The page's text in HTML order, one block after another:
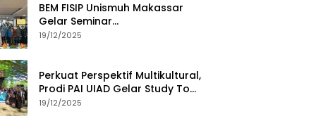
BEM FISIP Unismuh Makassar
Gelar Seminar
Keperempuanan, Bahas
19/12/2025
Perkuat Perspektif Multikultural,
Prodi PAI UIAD Gelar Study Tour
ke Kajang
19/12/2025